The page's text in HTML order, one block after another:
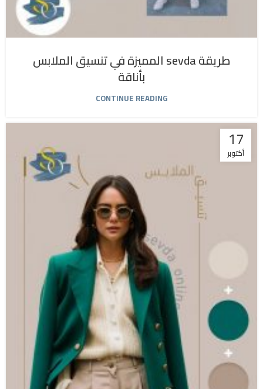
طريقة sevda المميزة في تنسيق الملابس
بأناقة
CONTINUE READING
17
أكتوبر